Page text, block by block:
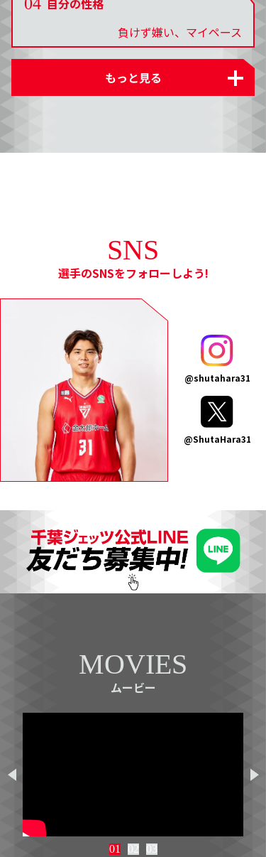
自分の性格
負けず嫌い、マイペース
SNS
選手のSNSをフォローしよう!
@shutahara31
@ShutaHara31
MOVIES
ムービー
01 02 03